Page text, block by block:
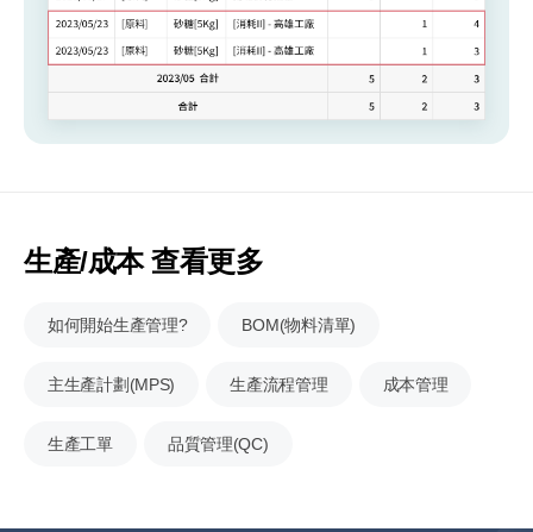
生產/成本 查看更多
如何開始生產管理? BOM(物料清單)
主生產計劃(MPS) 生產流程管理 成本管理
生產工單 品質管理(QC)